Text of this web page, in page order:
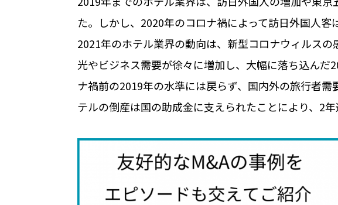
た。しかし、2020年のコロナ禍によって訪日外国人客
2021年のホテル業界の動向は、新型コロナウィルス
光やビジネス需要が徐々に増加し、大幅に落ち込ん
ナ禍前の2019年の水準には戻らず、国内外の旅行者
テルの倒産は国の助成金に支えられたことにより、2年